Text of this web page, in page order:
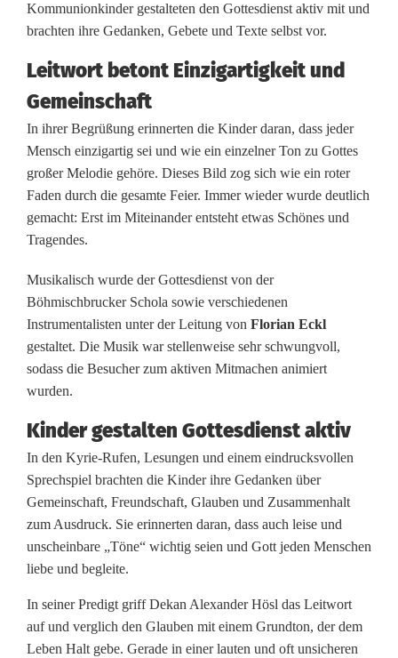
i
e
f
e
i
r
t
E
r
s
t
k
o
m
m
u
Kommunionkinder gestalteten den Gottesdienst aktiv mit und
brachten ihre Gedanken, Gebete und Texte selbst vor.
Leitwort betont Einzigartigkeit und
Gemeinschaft
In ihrer Begrüßung erinnerten die Kinder daran, dass jeder
Mensch einzigartig sei und wie ein einzelner Ton zu Gottes
großer Melodie gehöre. Dieses Bild zog sich wie ein roter
Faden durch die gesamte Feier. Immer wieder wurde deutlich
gemacht: Erst im Miteinander entsteht etwas Schönes und
Tragendes.
Musikalisch wurde der Gottesdienst von der
Böhmischbrucker Schola sowie verschiedenen
Instrumentalisten unter der Leitung von Florian Eckl
gestaltet. Die Musik war stellenweise sehr schwungvoll,
sodass die Besucher zum aktiven Mitmachen animiert
wurden.
Kinder gestalten Gottesdienst aktiv
In den Kyrie-Rufen, Lesungen und einem eindrucksvollen
Sprechspiel brachten die Kinder ihre Gedanken über
Gemeinschaft, Freundschaft, Glauben und Zusammenhalt
zum Ausdruck. Sie erinnerten daran, dass auch leise und
unscheinbare „Töne“ wichtig seien und Gott jeden Menschen
liebe und begleite.
In seiner Predigt griff Dekan Alexander Hösl das Leitwort
auf und verglich den Glauben mit einem Grundton, der dem
Leben Halt gebe. Gerade in einer lauten und oft unsicheren